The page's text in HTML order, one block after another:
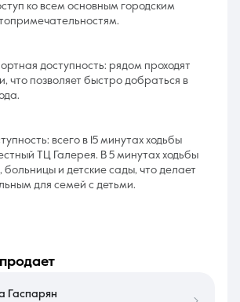
ко всем основным городским
доступность: рядом проходят
что позволяет быстро добраться в
всего в 15 минутах ходьбы
ТЦ Галерея. В 5 минутах ходьбы
больницы и детские сады, что делает
для семей с детьми.
Гаспарян